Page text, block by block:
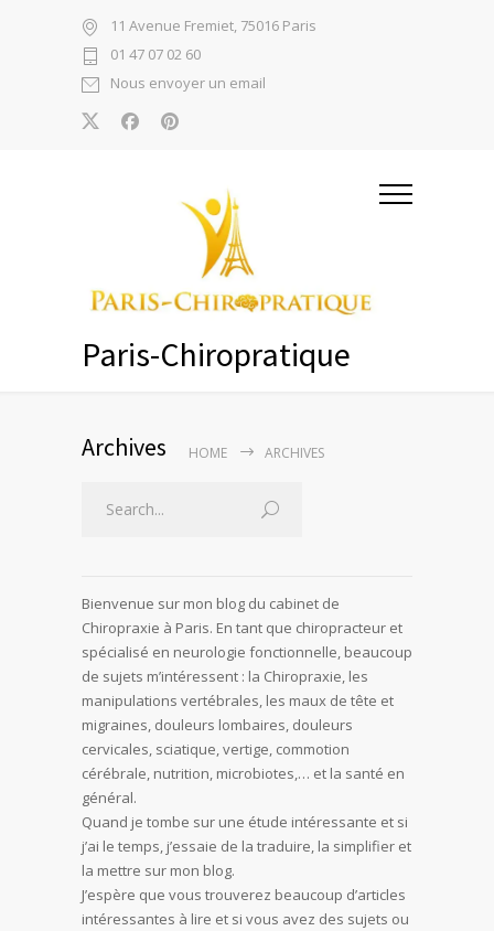
11 Avenue Fremiet, 75016 Paris
01 47 07 02 60
Nous envoyer un email
Paris-Chiropratique
Archives HOME ARCHIVES
Bienvenue sur mon blog du cabinet de
Chiropraxie à Paris. En tant que chiropracteur et
spécialisé en neurologie fonctionnelle, beaucoup
de sujets m’intéressent : la Chiropraxie, les
manipulations vertébrales, les maux de tête et
migraines, douleurs lombaires, douleurs
cervicales, sciatique, vertige, commotion
cérébrale, nutrition, microbiotes,… et la santé en
général.
Quand je tombe sur une étude intéressante et si
j’ai le temps, j’essaie de la traduire, la simplifier et
la mettre sur mon blog.
J’espère que vous trouverez beaucoup d’articles
intéressantes à lire et si vous avez des sujets ou